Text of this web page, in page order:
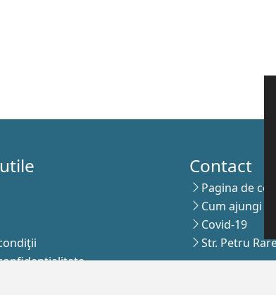
Contact
Pagina de
Cum ajungi aici
Covid-19
Str. Petru